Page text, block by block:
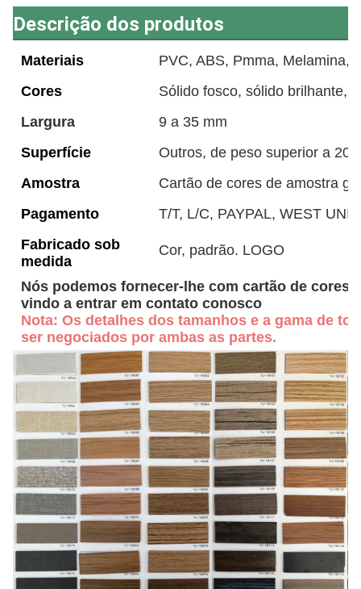
Descrição dos produtos
Materiais
PVC, ABS, Pmma, Melamina,
Cores
Sólido fosco, sólido brilhante,
Largura
9 a 35 mm
Superfície
Outros, de peso superior a
Amostra
Cartão de cores de amostra
Pagamento
T/T, L/C, PAYPAL, WEST
Fabricado sob
medida
Cor, padrão. LOGO
Nós podemos fornecer-lhe com cartão de cores
vindo a entrar em contato conosco
Nota: Os detalhes dos tamanhos e a gama de
ser negociados por ambas as partes.